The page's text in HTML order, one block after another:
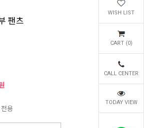
WISH LIST
CART (0)
CALL CENTER
TODAY VIEW
팬츠
용